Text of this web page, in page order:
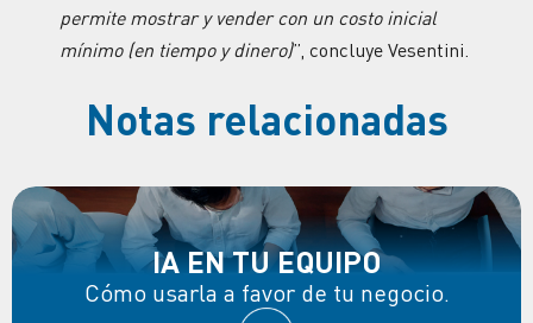
permite mostrar y vender con un costo inicial
mínimo (en tiempo y dinero)”, concluye Vesentini.
Notas relacionadas
IA EN TU EQUIPO
Cómo usarla a favor de tu negocio.